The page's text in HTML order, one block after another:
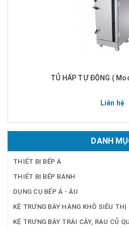
TỦ HẤP TỰ ĐỘNG (
Liên hệ
DANH
THIẾT BỊ BẾP Á
THIẾT BỊ BẾP BÁNH
DỤNG CỤ BẾP Á - ÂU
KỆ TRƯNG BÀY HÀNG KHÔ SIÊU THỊ
KỆ TRƯNG BÀY TRÁI CÂY, RAU CỦ